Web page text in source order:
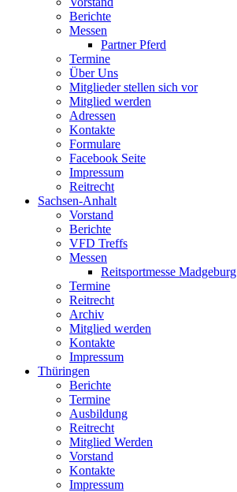
Berichte
Messen
Partner Pferd
Termine
Über Uns
Mitglieder stellen sich vor
Mitglied werden
Adressen
Kontakte
Formulare
Facebook Seite
Impressum
Reitrecht
Sachsen-Anhalt
Vorstand
Berichte
VFD Treffs
Messen
Reitsportmesse Madgeburg
Termine
Reitrecht
Archiv
Mitglied werden
Kontakte
Impressum
Thüringen
Berichte
Termine
Ausbildung
Reitrecht
Mitglied Werden
Vorstand
Kontakte
Impressum